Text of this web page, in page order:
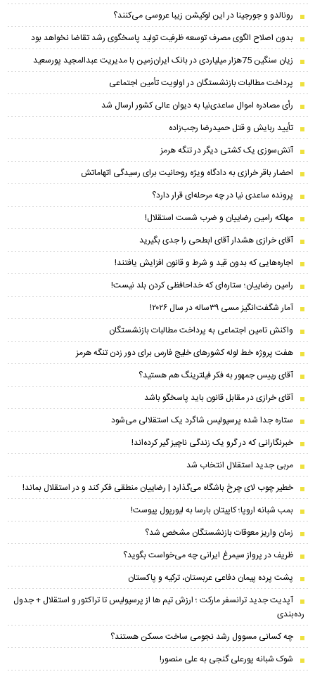
رونالدو و جورجینا در این لوکیشن زیبا عروسی می‌کنند؟
بدون اصلاح الگوی مصرف توسعه ظرفیت تولید پاسخگوی رشد تقاضا نخواهد بود
زیان سنگین 75هزار میلیاردی در بانک ایران‌زمین با مدیریت عبدالمجید پورسعید
پرداخت مطالبات بازنشستگان در اولویت تأمین اجتماعی
رأی مصادره اموال ساعدی‌نیا به دیوان عالی کشور ارسال شد
تأیید ربایش و قتل حمیدرضا رجب‌زاده
آتش‌سوزی یک کشتی دیگر در تنگه هرمز
احضار باقر خرازی به دادگاه ویژه روحانیت برای رسیدگی اتهاماتش
پرونده ساعدی نیا در چه مرحله‌ای قرار دارد؟
مهلکه رامین رضاییان و ضرب شست استقلال!
آقای خرازی هشدار آقای ابطحی را جدی بگیرید
اجاره‌هایی که بدون قید و شرط و قانون افزایش یافتند!
رامین رضاییان؛ ستاره‌ای که خداحافظی کردن بلد نیست!
آمار شگفت‌انگیز مسی ۳۹ساله در سال ۲۰۲۶!
واکنش تامین اجتماعی به پرداخت مطالبات بازنشستگان
هفت پروژه خط لوله کشور‌های خلیج فارس برای دور زدن تنگه هرمز
آقای رییس جمهور به فکر فیلترینگ هم هستید؟
آقای خرازی در مقابل قانون باید پاسخگو باشد
ستاره جدا شده پرسپولیس شاگرد یک استقلالی می‌شود
خبرنگارانی که در گرو یک زندگی ناچیز گیر کرده‌اند!
مربی جدید استقلال انتخاب شد
خطیر چوب لای چرخ باشگاه می‌گذارد | رضاییان منطقی فکر کند و در استقلال بماند!
بمب شبانه اروپا؛ کاپیتان بارسا به لیورپول پیوست!
زمان واریز معوقات بازنشستگان مشخص شد؟
ظریف در پرواز سیمرغ ایرانی چه می‌خواست بگوید؟
پشت پرده پیمان دفاعی عربستان، ترکیه و پاکستان
​آپدیت جدید ترانسفر مارکت ؛ ارزش تیم ها از پرسپولیس تا تراکتور و استقلال + جدول
رده‌بندی
چه کسانی مسوول رشد نجومی ساخت مسکن هستند؟
شوک شبانه پورعلی گنجی به علی منصور!